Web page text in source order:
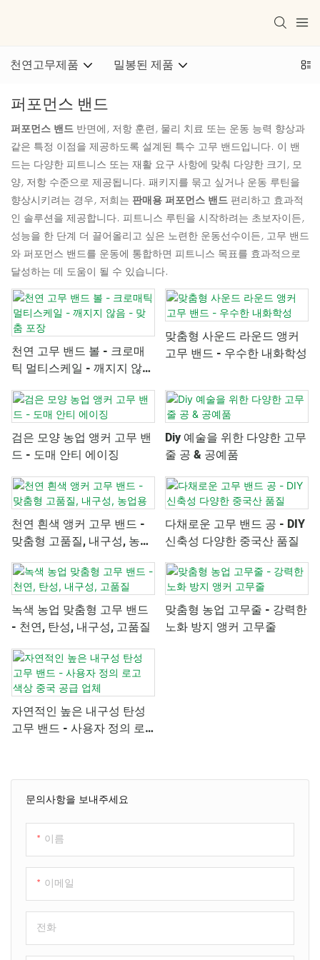
천연고무제품 밀봉된 제품
퍼포먼스 밴드
퍼포먼스 밴드 반면에, 저항 훈련, 물리 치료 또는 운동 능력 향상과
같은 특정 이점을 제공하도록 설계된 특수 고무 밴드입니다. 이 밴
드는 다양한 피트니스 또는 재활 요구 사항에 맞춰 다양한 크기, 모
양, 저항 수준으로 제공됩니다. 패키지를 묶고 싶거나 운동 루틴을
향상시키려는 경우, 저희는 판매용 퍼포먼스 밴드 편리하고 효과적
인 솔루션을 제공합니다. 피트니스 루틴을 시작하려는 초보자이든,
성능을 한 단계 더 끌어올리고 싶은 노련한 운동선수이든, 고무 밴드
와 퍼포먼스 밴드를 운동에 통합하면 피트니스 목표를 효과적으로
달성하는 데 도움이 될 수 있습니다.
문의사항을 보내주세요
이름
이메일
전화
천연 고무 밴드 볼 - 크로매
틱 멀티스케일 - 깨지지 않음
- 맞춤 포장
맞춤형 사운드 라운드 앵커
고무 밴드 - 우수한 내화학성
검은 모양 농업 앵커 고무 밴
드 - 도매 안티 에이징
Diy 예술을 위한 다양한 고무
줄 공 & 공예품
천연 흰색 앵커 고무 밴드 -
맞춤형 고품질, 내구성, 농업
용
다채로운 고무 밴드 공 - DIY
신축성 다양한 중국산 품질
녹색 농업 맞춤형 고무 밴드
- 천연, 탄성, 내구성, 고품질
맞춤형 농업 고무줄 - 강력한
노화 방지 앵커 고무줄
자연적인 높은 내구성 탄성
고무 밴드 - 사용자 정의 로